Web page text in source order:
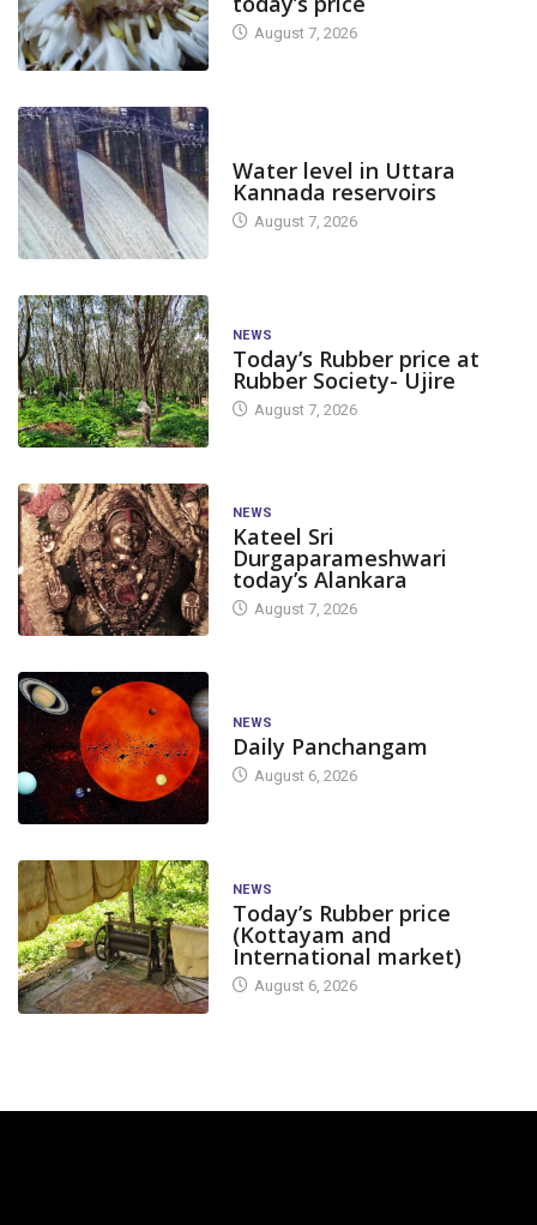
August 7, 2026
Water level in Uttara
Kannada reservoirs
August 7, 2026
NEWS
Today’s Rubber price at
Rubber Society- Ujire
August 7, 2026
NEWS
Kateel Sri
Durgaparameshwari
today’s Alankara
August 7, 2026
NEWS
Daily Panchangam
August 6, 2026
NEWS
Today’s Rubber price
(Kottayam and
International market)
August 6, 2026